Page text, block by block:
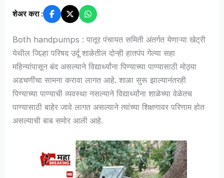
शेअर करा :
Both handpumps : पातूर पंचायत समिती अंतर्गत येणाऱ्या खेट्री
येथील जिल्हा परिषद उर्दू शाळेतील दोन्ही हातपंप गेल्या सहा
महिन्यांपासून बंद असल्याने विद्यार्थ्यांना पिण्याच्या पाण्यासाठी मोठ्या
अडचणींचा सामना करावा लागत आहे. शाळा सुरू झाल्यानंतरही
पिण्याच्या पाण्याची व्यवस्था नसल्याने विद्यार्थ्यांना शाळेच्या वेळेतच
पाण्यासाठी बाहेर जावे लागत असल्याने त्यांच्या शिक्षणावर परिणाम होत
असल्याची बाब समोर आली आहे.